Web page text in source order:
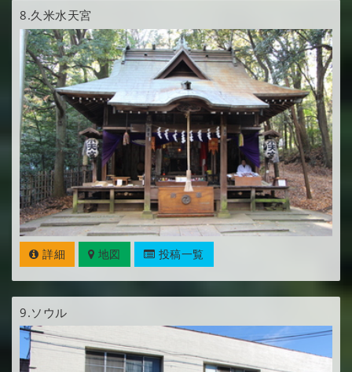
8.久米水天宮
詳細 地図 投稿一覧
9.ソウル